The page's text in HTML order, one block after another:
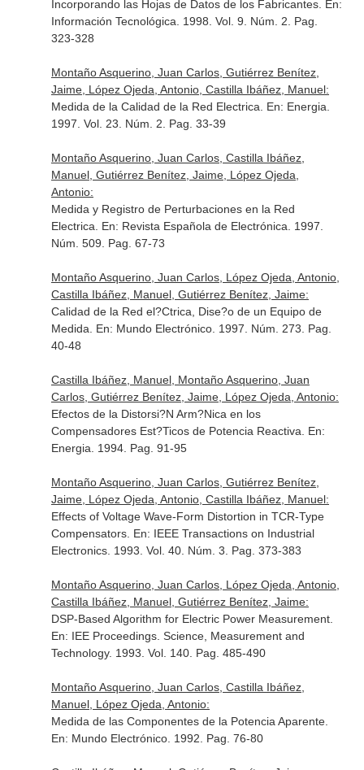
Incorporando las Hojas de Datos de los Fabricantes. En:
Información Tecnológica . 1998. Vol. 9. Núm. 2. Pag.
323-328
Montaño Asquerino, Juan Carlos, Gutiérrez Benítez,
Jaime, López Ojeda, Antonio, Castilla Ibáñez, Manuel:
Medida de la Calidad de la Red Electrica. En: Energia
1997. Vol. 23. Núm. 2. Pag. 33-39
Montaño Asquerino, Juan Carlos, Castilla Ibáñez,
Manuel, Gutiérrez Benítez, Jaime, López Ojeda,
Antonio:
Medida y Registro de Perturbaciones en la Red
Electrica. En: Revista Española de Electrónica . 1997.
Núm. 509. Pag. 67-73
Montaño Asquerino, Juan Carlos, López Ojeda, Antonio,
Castilla Ibáñez, Manuel, Gutiérrez Benítez, Jaime:
Calidad de la Red el?Ctrica, Dise?o de un Equipo de
Medida. En: Mundo Electrónico. 1997. Núm. 273. Pag.
40-48
Castilla Ibáñez, Manuel, Montaño Asquerino, Juan
Carlos, Gutiérrez Benítez, Jaime, López Ojeda, Antonio:
Efectos de la Distorsi?N Arm?Nica en los
Compensadores Est?Ticos de Potencia Reactiva. En:
Energia . 1994. Pag. 91-95
Montaño Asquerino, Juan Carlos, Gutiérrez Benítez,
Jaime, López Ojeda, Antonio, Castilla Ibáñez, Manuel:
Effects of Voltage Wave-Form Distortion in TCR-Type
Compensators. En: IEEE Transactions on Industrial
Electronics. 1993. Vol. 40. Núm. 3. Pag. 373-383
Montaño Asquerino, Juan Carlos, López Ojeda, Antonio,
Castilla Ibáñez, Manuel, Gutiérrez Benítez, Jaime:
DSP-Based Algorithm for Electric Power Measurement.
En: IEE Proceedings. Science, Measurement and
Technology. 1993. Vol. 140. Pag. 485-490
Montaño Asquerino, Juan Carlos, Castilla Ibáñez,
Manuel, López Ojeda, Antonio:
Medida de las Componentes de la Potencia Aparente.
En: Mundo Electrónico. 1992. Pag. 76-80